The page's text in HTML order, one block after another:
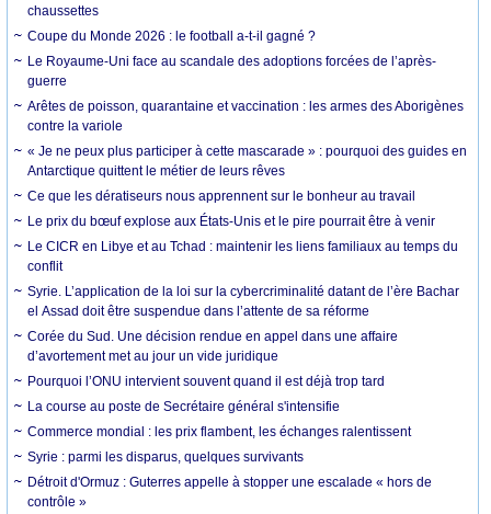
chaussettes
Coupe du Monde 2026 : le football a-t-il gagné ?
Le Royaume-Uni face au scandale des adoptions forcées de l’après-
guerre
Arêtes de poisson, quarantaine et vaccination : les armes des Aborigènes
contre la variole
« Je ne peux plus participer à cette mascarade » : pourquoi des guides en
Antarctique quittent le métier de leurs rêves
Ce que les dératiseurs nous apprennent sur le bonheur au travail
Le prix du bœuf explose aux États-Unis et le pire pourrait être à venir
Le CICR en Libye et au Tchad : maintenir les liens familiaux au temps du
conflit
Syrie. L’application de la loi sur la cybercriminalité datant de l’ère Bachar
el Assad doit être suspendue dans l’attente de sa réforme
Corée du Sud. Une décision rendue en appel dans une affaire
d’avortement met au jour un vide juridique
Pourquoi l’ONU intervient souvent quand il est déjà trop tard
La course au poste de Secrétaire général s'intensifie
Commerce mondial : les prix flambent, les échanges ralentissent
Syrie : parmi les disparus, quelques survivants
Détroit d'Ormuz : Guterres appelle à stopper une escalade « hors de
contrôle »